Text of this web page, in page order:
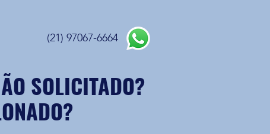
(21) 97067-6664
SOLICITADO?